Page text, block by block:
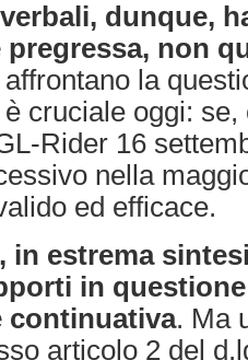
dunque,
non
la
è cruciale oggi:
Rider 16
nella
ed efficace.
in estrema
in
continuativa. Ma
articolo 2 del